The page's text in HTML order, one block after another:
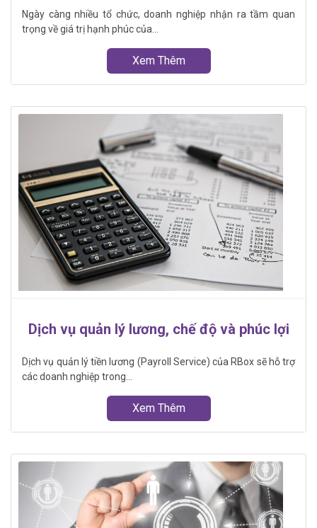
Ngày càng nhiều tổ chức, doanh nghiệp nhận ra tầm quan
trọng về giá trị hạnh phúc của...
Xem Thêm
Dịch vụ quản lý lương, chế độ và phúc lợi
Dịch vụ quản lý tiền lương (Payroll Service) của RBox sẽ hỗ trợ
các doanh nghiệp trong...
Xem Thêm